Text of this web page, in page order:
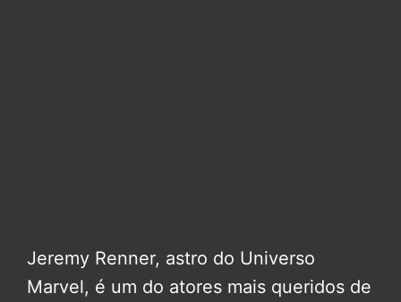
Jeremy Renner, astro do Universo
Marvel, é um do atores mais queridos de